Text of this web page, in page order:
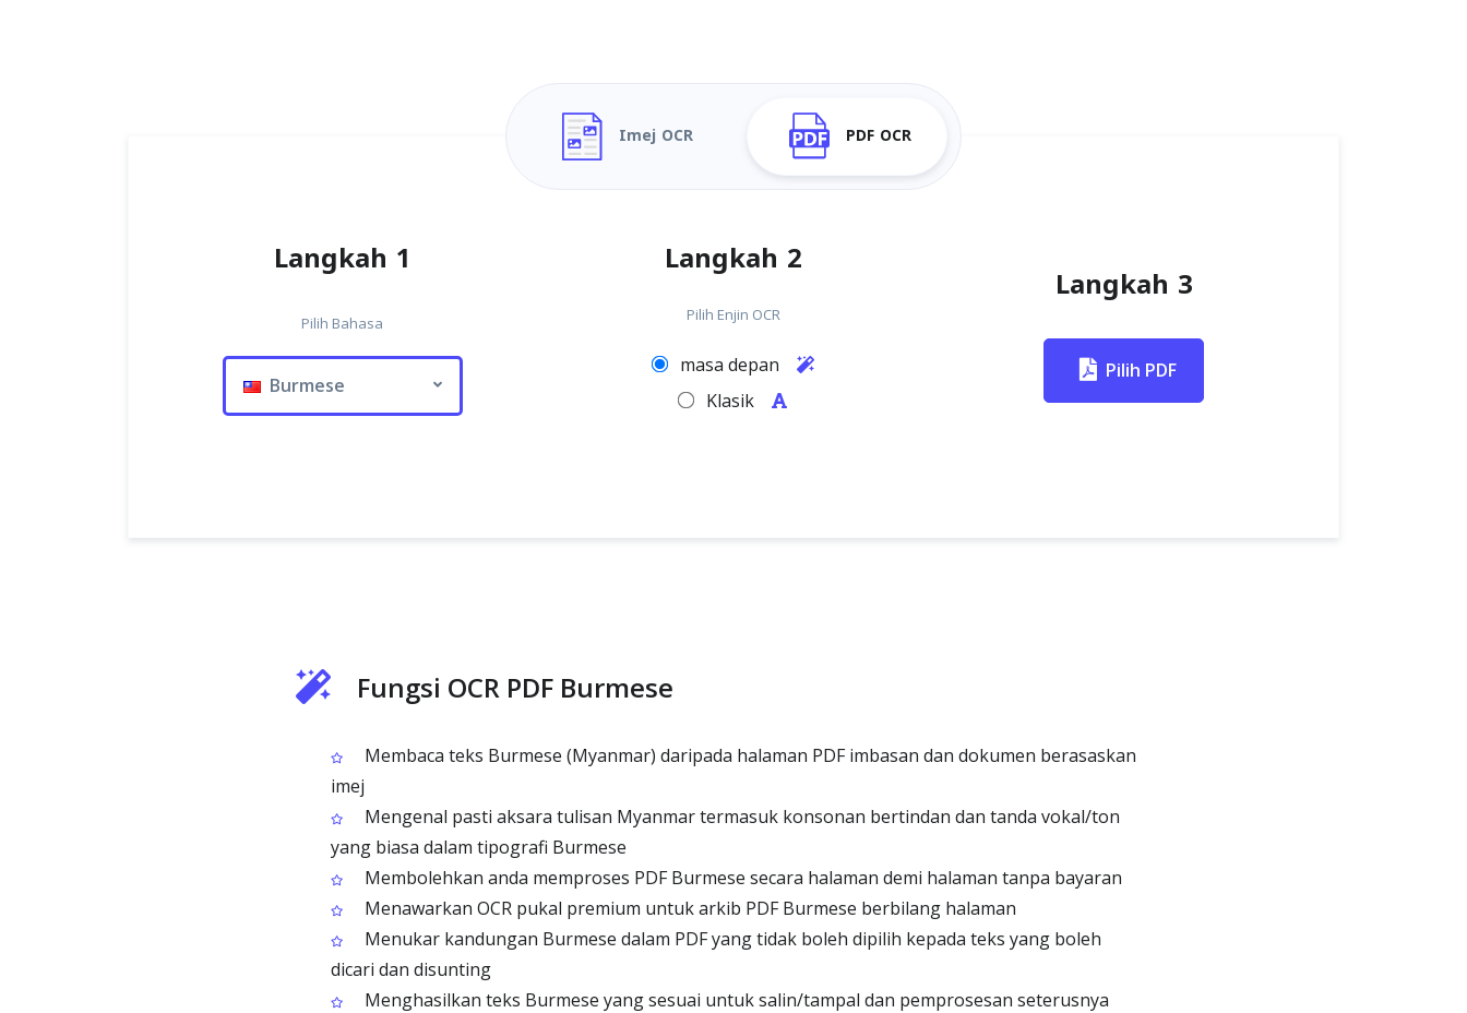
Imej OCR PDF OCR
Langkah 1
Pilih Bahasa
Burmese
Langkah 2
Pilih Enjin OCR
masa depan
Klasik
Langkah 3
Pilih PDF
Fungsi OCR PDF Burmese
Membaca teks Burmese (Myanmar) daripada halaman PDF imbasan dan dokumen berasaskan
imej
Mengenal pasti aksara tulisan Myanmar termasuk konsonan bertindan dan tanda vokal/ton
yang biasa dalam tipografi Burmese
Membolehkan anda memproses PDF Burmese secara halaman demi halaman tanpa bayaran
Menawarkan OCR pukal premium untuk arkib PDF Burmese berbilang halaman
Menukar kandungan Burmese dalam PDF yang tidak boleh dipilih kepada teks yang boleh
dicari dan disunting
Menghasilkan teks Burmese yang sesuai untuk salin/tampal dan pemprosesan seterusnya